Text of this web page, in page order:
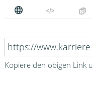
Kopiere den obigen Link